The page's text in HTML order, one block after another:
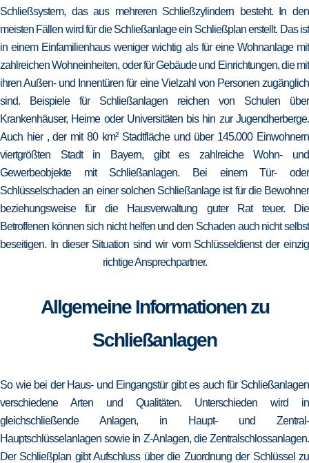
Schließsystem, das aus mehreren Schließzylindern besteht. In den
meisten Fällen wird für die Schließanlage ein Schließplan erstellt. Das ist
in einem Einfamilienhaus weniger wichtig als für eine Wohnanlage mit
zahlreichen Wohneinheiten, oder für Gebäude und Einrichtungen, die mit
ihren Außen- und Innentüren für eine Vielzahl von Personen zugänglich
sind. Beispiele für Schließanlagen reichen von Schulen über
Krankenhäuser, Heime oder Universitäten bis hin zur Jugendherberge.
Auch hier , der mit 80 km² Stadtfläche und über 145.000 Einwohnern
viertgrößten Stadt in Bayern, gibt es zahlreiche Wohn- und
Gewerbeobjekte mit Schließanlagen. Bei einem Tür- oder
Schlüsselschaden an einer solchen Schließanlage ist für die Bewohner
beziehungsweise für die Hausverwaltung guter Rat teuer. Die
Betroffenen können sich nicht helfen und den Schaden auch nicht selbst
beseitigen. In dieser Situation sind wir vom Schlüsseldienst der einzig
richtige Ansprechpartner.
Allgemeine Informationen zu
Schließanlagen
So wie bei der Haus- und Eingangstür gibt es auch für Schließanlagen
verschiedene Arten und Qualitäten. Unterschieden wird in
gleichschließende Anlagen, in Haupt- und Zentral-
Hauptschlüsselanlagen sowie in Z-Anlagen, die Zentralschlossanlagen.
Der Schließplan gibt Aufschluss über die Zuordnung der Schlüssel zu